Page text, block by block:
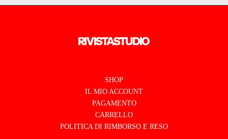
SHOP
IL MIO ACCOUNT
PAGAMENTO
CARRELLO
POLITICA DI RIMBORSO E RESO